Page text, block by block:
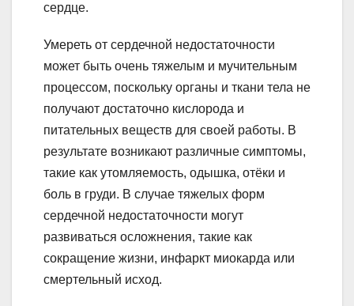
сердце.
Умереть от сердечной недостаточности
может быть очень тяжелым и мучительным
процессом, поскольку органы и ткани тела не
получают достаточно кислорода и
питательных веществ для своей работы. В
результате возникают различные симптомы,
такие как утомляемость, одышка, отёки и
боль в груди. В случае тяжелых форм
сердечной недостаточности могут
развиваться осложнения, такие как
сокращение жизни, инфаркт миокарда или
смертельный исход.